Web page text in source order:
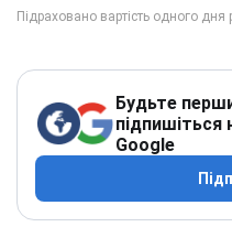
Будьте
підпишіться
Google